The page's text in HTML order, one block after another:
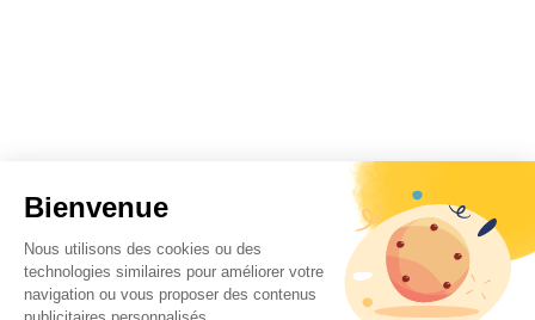
Bienvenue
Nous utilisons des cookies ou des
technologies similaires pour améliorer votre
navigation ou vous proposer des contenus